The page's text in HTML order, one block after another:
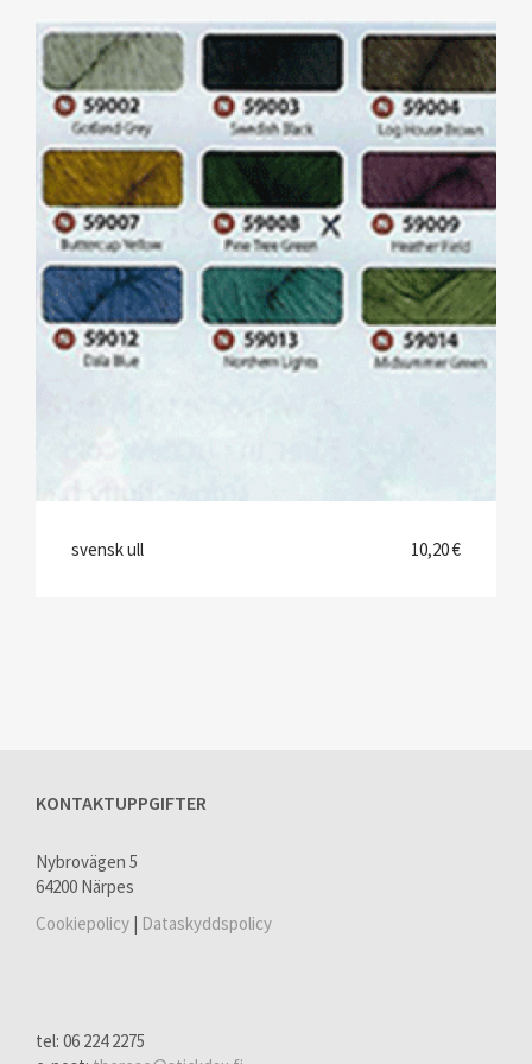
svensk ull 10,20 €
KONTAKTUPPGIFTER
Nybrovägen 5
64200 Närpes
Cookiepolicy | Dataskyddspolicy
tel: 06 224 2275